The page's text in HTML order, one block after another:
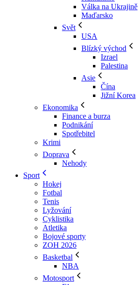
Válka na Ukrajině
Maďarsko
Svět
USA
Blízký východ
Izrael
Palestina
Asie
Čína
Jižní Korea
Ekonomika
Finance a burza
Podnikání
Spotřebitel
Krimi
Doprava
Nehody
Sport
Hokej
Fotbal
Tenis
Lyžování
Cyklistika
Atletika
Bojové sporty
ZOH 2026
Basketbal
NBA
Motosport